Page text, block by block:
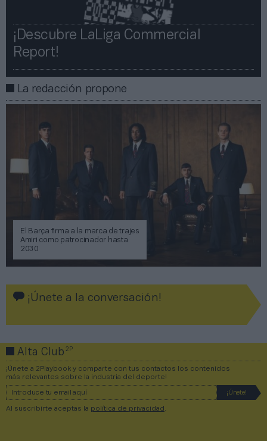
¡Descubre LaLiga Commercial
Report!​​
La redacción propone
El Barça firma a la marca de trajes
Amiri como patrocinador hasta
2030
¡Únete a la conversación!
Alta Club2P
¡Únete a 2Playbook y comparte con tus contactos los contenidos
más relevantes sobre la industria del deporte!
Al suscribirte aceptas la política de privacidad